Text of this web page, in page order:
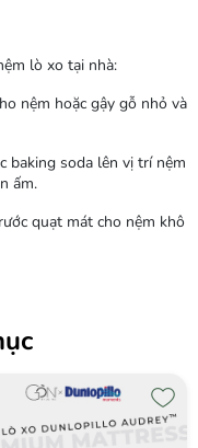
lò xo tại nhà:
nệm hoặc gậy gỗ nhỏ và
baking soda lên vị trí nệm
ấm.
quạt mát cho nệm khô